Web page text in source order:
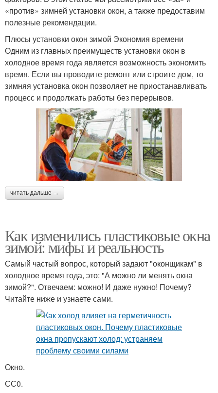
«против» зимней установки окон, а также предоставим
полезные рекомендации.
Плюсы установки окон зимой Экономия времени
Одним из главных преимуществ установки окон в
холодное время года является возможность экономить
время. Если вы проводите ремонт или строите дом, то
зимняя установка окон позволяет не приостанавливать
процесс и продолжать работы без перерывов.
читать дальше →
Как изменились пластиковые окна
зимой: мифы и реальность
Самый частый вопрос, который задают "оконщикам" в
холодное время года, это: "А можно ли менять окна
зимой?". Отвечаем: можно! И даже нужно! Почему?
Читайте ниже и узнаете сами.
Окно.
СС0.